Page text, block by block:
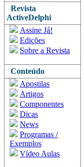
Revista
ActiveDelphi
Assine Já!
Edições
Sobre a Revista
Conteúdo
Apostilas
Artigos
Componentes
Dicas
News
Programas /
Exemplos
Vídeo Aulas